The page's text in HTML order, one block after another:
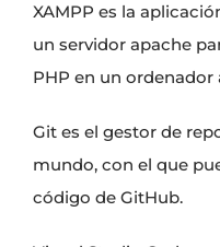
XAMPP es la
un servidor apache
PHP en un ordenador
Git es el gestor de
mundo, con el que
código de GitHub.